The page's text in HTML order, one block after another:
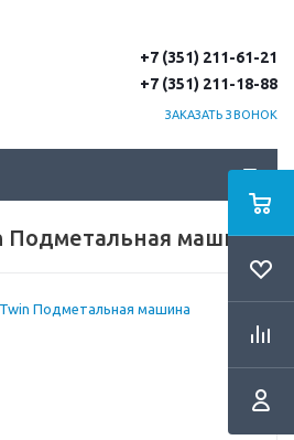
+7 (351) 211-61-21
+7 (351) 211-18-88
ЗАКАЗАТЬ ЗВОНОК
Подметальная машина